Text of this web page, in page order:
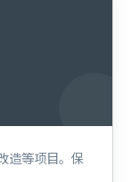
造等项目。保